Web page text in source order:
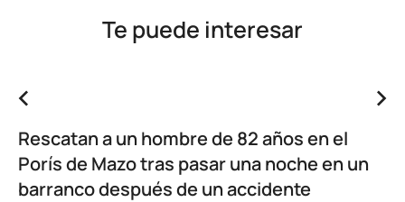
Te puede interesar
Rescatan a un hombre de 82 años en el
Porís de Mazo tras pasar una noche en un
barranco después de un accidente